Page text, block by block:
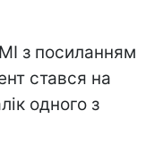
з посиланням
стався на
одного з